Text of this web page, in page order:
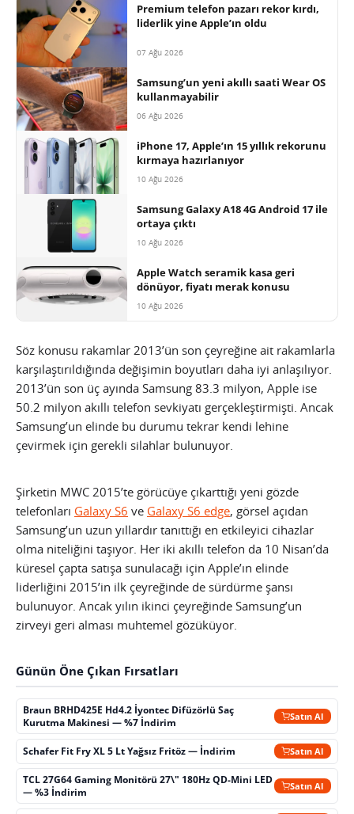
Premium telefon pazarı rekor kırdı,
liderlik yine Apple’ın oldu
07 Ağu 2026
Samsung’un yeni akıllı saati Wear OS
kullanmayabilir
06 Ağu 2026
iPhone 17, Apple’ın 15 yıllık rekorunu
kırmaya hazırlanıyor
10 Ağu 2026
Samsung Galaxy A18 4G Android 17 ile
ortaya çıktı
10 Ağu 2026
Apple Watch seramik kasa geri
dönüyor, fiyatı merak konusu
10 Ağu 2026
Söz konusu rakamlar 2013’ün son çeyreğine ait rakamlarla
karşılaştırıldığında değişimin boyutları daha iyi anlaşılıyor.
2013’ün son üç ayında Samsung 83.3 milyon, Apple ise
50.2 milyon akıllı telefon sevkiyatı gerçekleştirmişti. Ancak
Samsung’un elinde bu durumu tekrar kendi lehine
çevirmek için gerekli silahlar bulunuyor.
Şirketin MWC 2015’te görücüye çıkarttığı yeni gözde
telefonları Galaxy S6 ve Galaxy S6 edge, görsel açıdan
Samsung’un uzun yıllardır tanıttığı en etkileyici cihazlar
olma niteliğini taşıyor. Her iki akıllı telefon da 10 Nisan’da
küresel çapta satışa sunulacağı için Apple’ın elinde
liderliğini 2015’in ilk çeyreğinde de sürdürme şansı
bulunuyor. Ancak yılın ikinci çeyreğinde Samsung’un
zirveyi geri alması muhtemel gözüküyor.
Günün Öne Çıkan Fırsatları
Braun BRHD425E Hd4.2 İyontec Difüzörlü Saç
Kurutma Makinesi — %7 İndirim
Satın Al
Schafer Fit Fry XL 5 Lt Yağsız Fritöz — İndirim Satın Al
TCL 27G64 Gaming Monitörü 27\" 180Hz QD-Mini LED
— %3 İndirim
Satın Al